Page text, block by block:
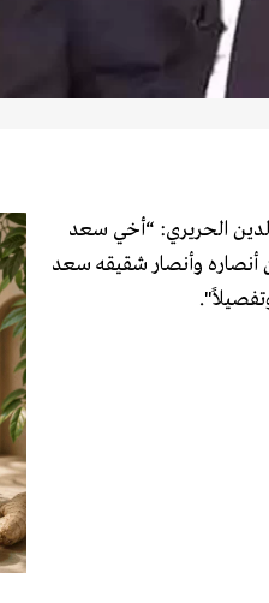
الحريري: “أخي سعد
أنصاره وأنصار شقيقه سعد